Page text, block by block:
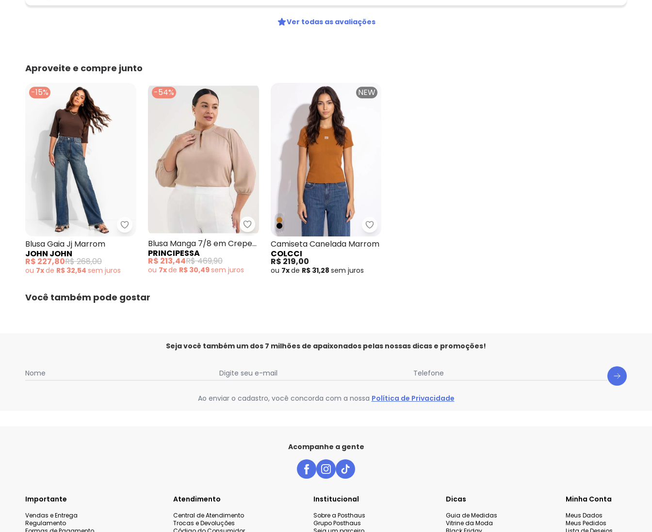
Ver todas as avaliações
Aproveite e compre junto
-15%
John John - Blusa Gaia Jj Marrom
Blusa Gaia Jj Marrom
JOHN JOHN
R$ 227,80R$ 268,00
ou 7xde R$ 32,54 sem juros
-54%
Principessa - Blusa Manga 7/8 em Crepe Plus Size Mocha Mousse Justina
Blusa Manga 7/8 em Crepe
Plus Size Mocha Mousse
Justina
PRINCIPESSA
R$ 213,44R$ 469,90
ou 7xde R$ 30,49sem juros
NEW
Colcci - Camiseta Canelada Marrom
Camiseta Canelada Marrom
COLCCI
R$ 219,00
ou 7xde R$ 31,28 sem juros
Você também pode gostar
Seja você também um dos 7 milhões de apaixonados pelas nossas dicas e promoções!
Nome Digite seu e-mail Telefone
Ao enviar o cadastro, você concorda com a nossa Política de Privacidade
Acompanhe a gente
Importante
Vendas e Entrega
Regulamento
Atendimento
Central de Atendimento
Trocas e Devoluções
Institucional
Sobre a Posthaus
Grupo Posthaus
Dicas
Guia de Medidas
Vitrine da Moda
Minha Conta
Meus Dados
Meus Pedidos